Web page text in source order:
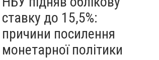
ставку до 15,5%:
причини посилення
монетарної політики